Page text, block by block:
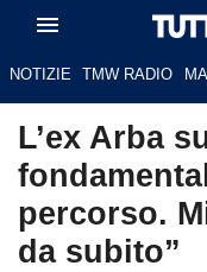
NOTIZIE TMW RADIO
L’ex Arba
percorso.
da subito”